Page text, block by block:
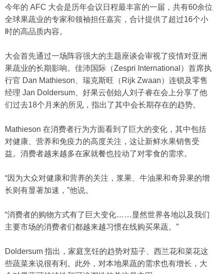
今年的 AFC 大会是历年会议日程最丰富的一届，共有60余位
全球果蔬业的专家和领袖担任嘉宾，合计提供了超过16个小
时的高品质内容。
大会首先通过一场阵容强大的主题座谈会审视了疫情对亚洲
果蔬业的长期影响。佳沛国际（Zespri International）首席执
行官 Dan Mathieson、瑞克斯旺（Rijk Zwaan）连锁及零售
经理 Jan Doldersum、好果云创始人刘子睿在会上分享了他
们过去18个月来的所见，指出了其中会长期存在的趋势。
Mathieson 在消费者行为方面看到了巨大的变化，其中包括
对健康、营养和免疫力的高度关注，这让新鲜水果销售受
益。消费者越来越多在家就餐也拉动了对零食的需求。
“因为大众对健康和营养的关注，浆果、牛油果和奇异果的增
长则有显著加速，”他说。
“消费者的购物方式有了巨大变化……显然世界各地以及我们
主要市场的消费者们都越来越习惯在线购买果蔬。”
Doldersum 指出，家庭烹饪的趋势对茄子、西兰花和菜花这
些蔬菜来说很有利。此外，对本地果蔬的需求也有增长，大